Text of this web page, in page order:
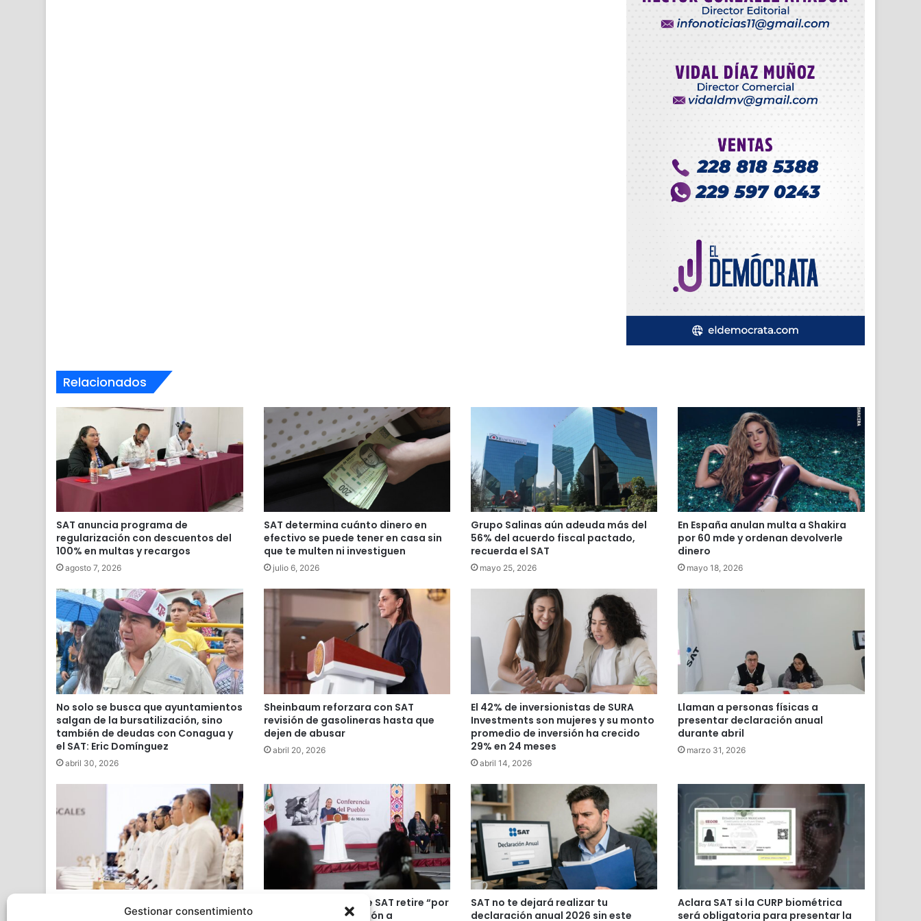
Gestionar consentimiento
Relacionados
SAT anuncia programa de
regularización con descuentos del
100% en multas y recargos
agosto 7, 2026
SAT determina cuánto dinero en
efectivo se puede tener en casa sin
que te multen ni investiguen
julio 6, 2026
Grupo Salinas aún adeuda más del
56% del acuerdo fiscal pactado,
recuerda el SAT
mayo 25, 2026
En España anulan multa a Shakira
por 60 mde y ordenan devolverle
dinero
mayo 18, 2026
No solo se busca que ayuntamientos
salgan de la bursatilización, sino
también de deudas con Conagua y
el SAT: Eric Domínguez
abril 30, 2026
Sheinbaum reforzara con SAT
revisión de gasolineras hasta que
dejen de abusar
abril 20, 2026
El 42% de inversionistas de SURA
Investments son mujeres y su monto
promedio de inversión ha crecido
29% en 24 meses
abril 14, 2026
Llaman a personas físicas a
presentar declaración anual
durante abril
marzo 31, 2026
adeudos y fortalecer su
Sheinbaum niega que SAT retire “por
consigna” autorización a
SAT no te dejará realizar tu
declaración anual 2026 sin este
Aclara SAT si la CURP biométrica
será obligatoria para presentar la